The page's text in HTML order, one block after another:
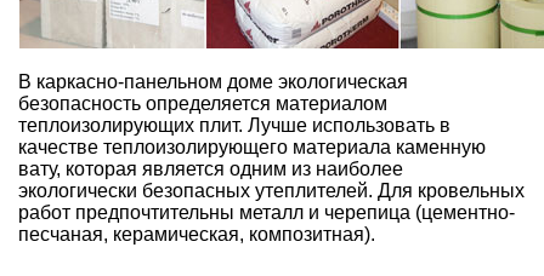
В каркасно-панельном доме экологическая
безопасность определяется материалом
теплоизолирующих плит. Лучше использовать в
качестве теплоизолирующего материала каменную
вату, которая является одним из наиболее
экологически безопасных утеплителей. Для кровельных
работ предпочтительны металл и черепица (цементно-
песчаная, керамическая, композитная).